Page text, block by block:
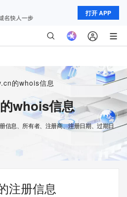
打开 APP
的whois信息
whois信息
信息、所有者、注册商、注册日期、过期日
注册信息